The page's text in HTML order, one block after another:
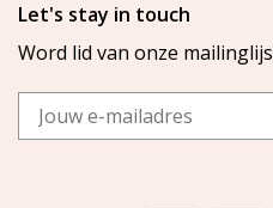
Let's stay in touch
Word lid van onze
Email